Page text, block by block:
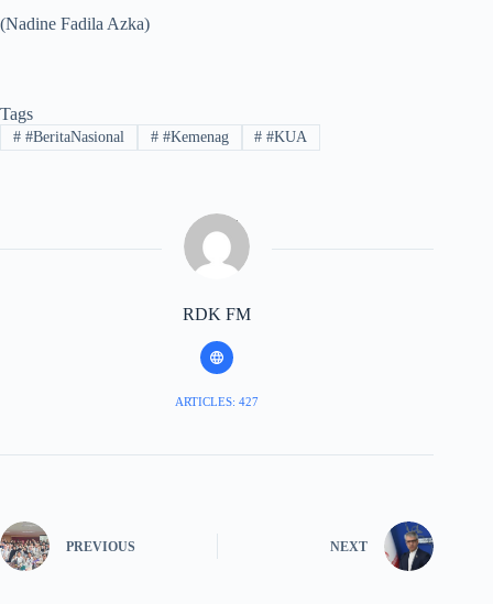
(Nadine Fadila Azka)
Tags
##BeritaNasional ##Kemenag # #KUA
RDK FM
ARTICLES: 427
PREVIOUS NEXT